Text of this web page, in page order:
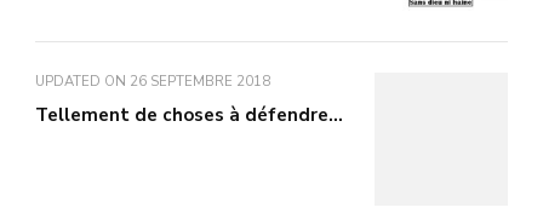
UPDATED ON 26 SEPTEMBRE 2018
Tellement de choses à défendre…